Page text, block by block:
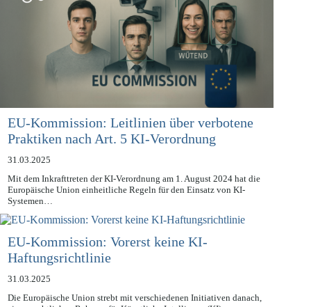
EU-Kommission: Leitlinien über verbotene
Praktiken nach Art. 5 KI-Verordnung
31.03.2025
Mit dem Inkrafttreten der KI-Verordnung am 1. August 2024 hat die
Europäische Union einheitliche Regeln für den Einsatz von KI-
Systemen…
EU-Kommission: Vorerst keine KI-
Haftungsrichtlinie
31.03.2025